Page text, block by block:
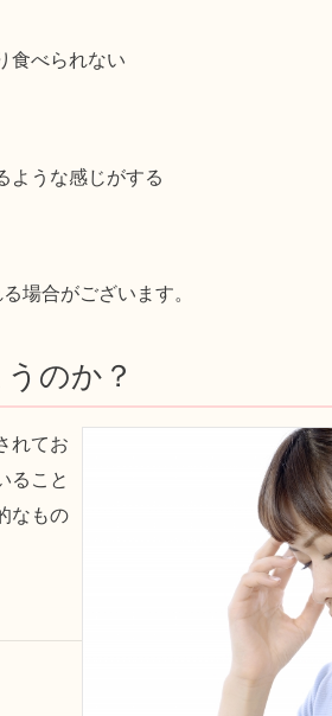
食べられない
ような感じがする
場合がございます。
のか？
れてお
ること
なもの